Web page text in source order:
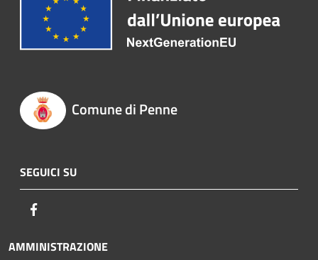
Comune di Penne
SEGUICI SU
AMMINISTRAZIONE